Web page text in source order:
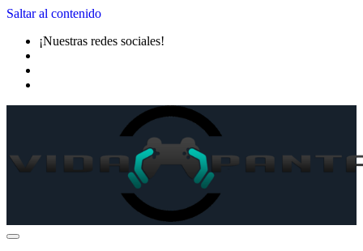
Saltar al contenido
¡Nuestras redes sociales!